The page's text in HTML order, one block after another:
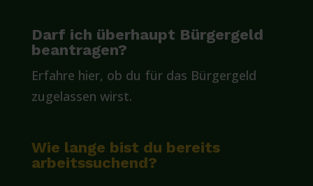
Darf ich überhaupt Bürgergeld
beantragen?
Erfahre hier, ob du für das Bürgergeld
zugelassen wirst.
Wie lange bist du bereits
arbeitssuchend?